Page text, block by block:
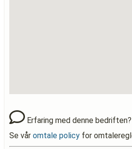
Erfaring med denne
Se vår omtale policy for